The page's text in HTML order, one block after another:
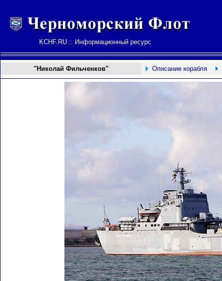
KCHF.RU :: Информационный ресурс
"Николай Фильченков" Описание корабля